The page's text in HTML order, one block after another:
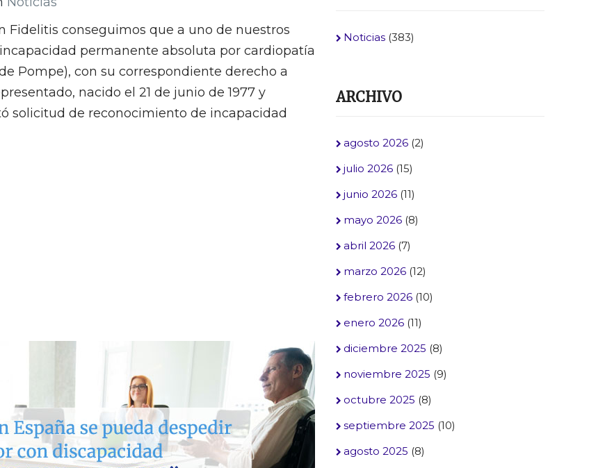
Fidelitis conseguimos que a uno de nuestros
permanente absoluta por cardiopatía
Pompe), con su correspondiente derecho a
nacido el 21 de junio de 1977 y
solicitud de reconocimiento de incapacidad
Noticias (383)
ARCHIVO
agosto 2026 (2)
julio 2026 (15)
junio 2026 (11)
mayo 2026 (8)
abril 2026 (7)
marzo 2026 (12)
febrero 2026 (10)
enero 2026 (11)
diciembre 2025 (8)
noviembre 2025 (9)
octubre 2025 (8)
septiembre 2025 (10)
agosto 2025 (8)